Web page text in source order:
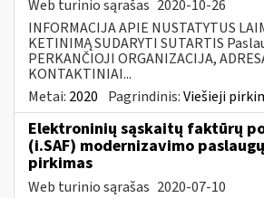
Web turinio sąrašas 2020-10-26
INFORMACIJA APIE NUSTATYTUS
KETINIMĄ SUDARYTI SUTARTIS
PERKANČIOJI ORGANIZACIJA,
KONTAKTINIAI...
Metai: 2020 Pagrindinis:Viešieji
Elektroninių sąskaitų faktūrų
(i.SAF) modernizavimo
pirkimas
Web turinio sąrašas 2020-07-10